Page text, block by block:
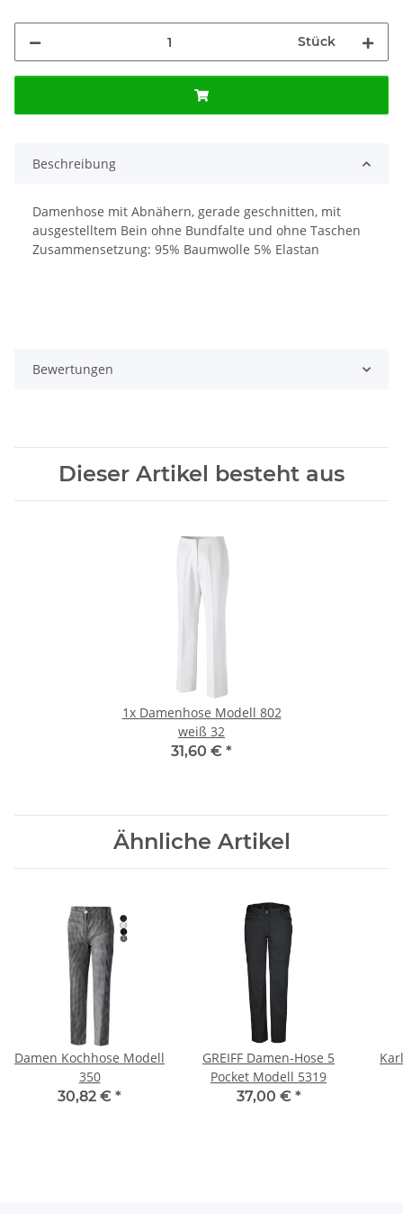
Stück
Beschreibung
Damenhose mit Abnähern, gerade geschnitten, mit
ausgestelltem Bein ohne Bundfalte und ohne Taschen
Zusammensetzung: 95% Baumwolle 5% Elastan
Bewertungen
Dieser Artikel besteht aus
1x Damenhose Modell 802
weiß 32
31,60 € *
Ähnliche Artikel
Damen Kochhose Modell
350
30,82 € *
GREIFF Damen-Hose 5
Pocket Modell 5319
37,00 € *